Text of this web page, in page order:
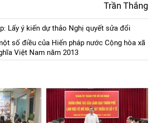
Trần Thắng
Lấy ý kiến dự thảo Nghị quyết sửa đổi
số điều của Hiến pháp nước Cộng hòa xã
Việt Nam năm 2013